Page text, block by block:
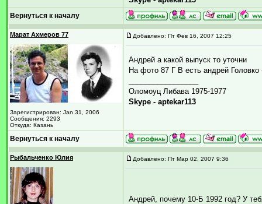
Вернуться к началу
Марат Ахмеров 77
Зарегистрирован: Jan 31, 2006
Сообщения: 2293
Откуда: Казань
Добавлено: Пт Фев 16, 2007 12:25
Андрей а какой выпуск то уточни
На фото 87 Г В есть андрей Головко
Оломоуц Либава 1975-1977
Skype - aptekar113
Вернуться к началу
Рыбальченко Юлия Добавлено: Пт Мар 02, 2007 9:36
Андрей, почему 10-Б 1992 год? У